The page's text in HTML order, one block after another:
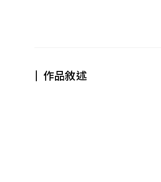
作品敘述